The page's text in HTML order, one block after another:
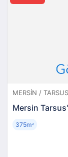
MERSIN /
Mersin
375m²